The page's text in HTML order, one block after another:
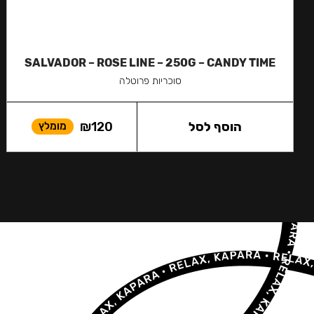
SALVADOR – ROSE LINE – 250G – CANDY TIME
סוכריות פרוטלה
₪120 מומלץ הוסף לסל